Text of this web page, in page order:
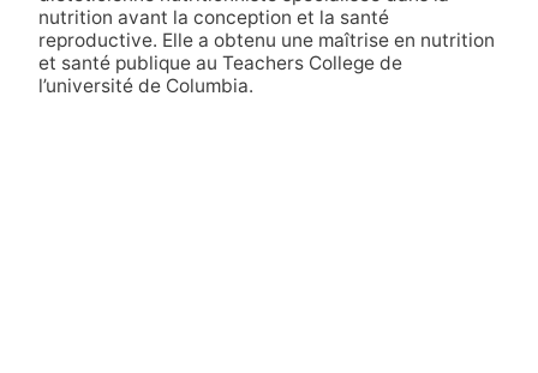
nutrition avant la conception et la santé
reproductive. Elle a obtenu une maîtrise en nutrition
et santé publique au Teachers College de
l’université de Columbia.